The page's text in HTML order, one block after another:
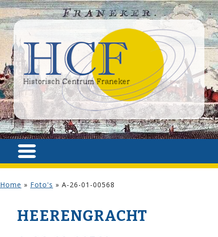
Home » Foto's » A-26-01-00568
HEERENGRACHT